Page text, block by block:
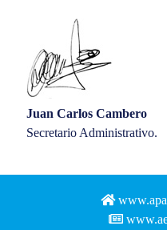
Juan Carlos Cambero
Secretario Administrativo.